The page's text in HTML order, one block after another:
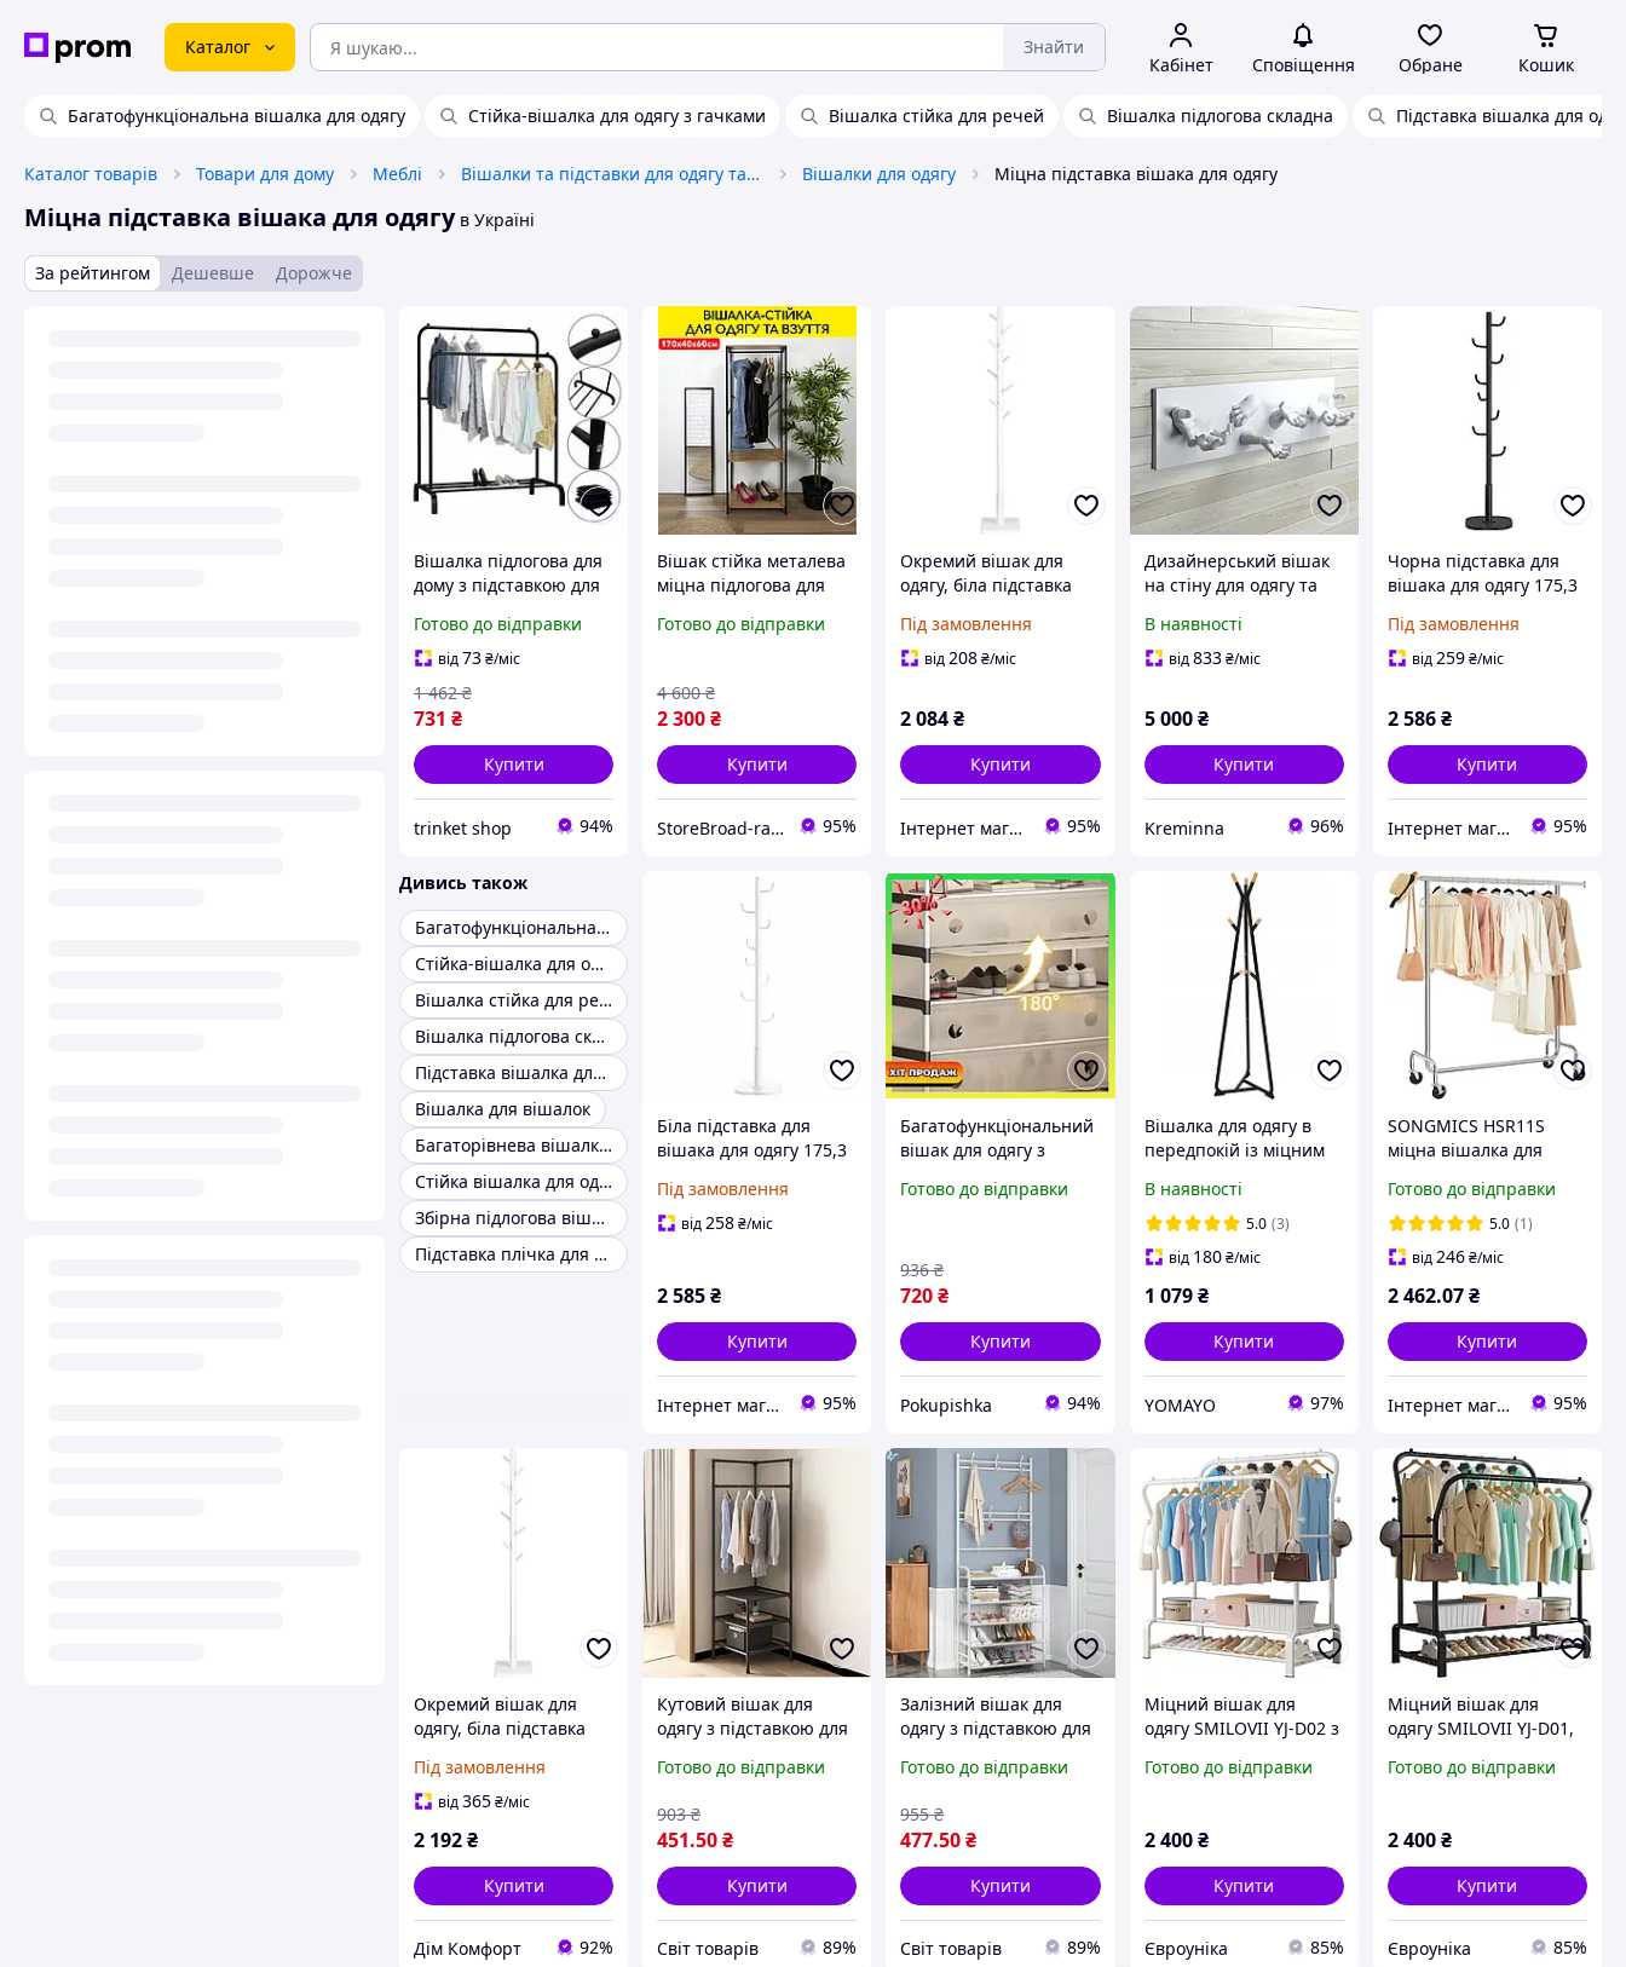
Каталог Знайти
Кабінет Сповіщення Обране Кошик
Багатофункціональна вішалка для одягу Стійка-вішалка для одягу з гачками Вішалка стійка для речей Вішалка підлогова складна Підставка вішалка для
Каталог товарів Товари для дому Меблі Вішалки та підставки для одягу та аксесуарів Вішалки для одягу Міцна підставка вішака для одягу
Міцна підставка вішака для одягув Україні
За рейтингом Дешевше Дорожче
Вішалка підлогова для
дому з підставкою для
вішалка для одягу 2
яруси
Готово до відправки
від73₴/міс
731 ₴
1 462 ₴
Купити
trinket shop 94%
Вішак стійка металева
міцна підлогова для
полицями для взуття
Готово до відправки
2 300₴
4 600 ₴
Купити
StoreBroad-range 95%
Окремий вішак для
одягу, біла підставка
Під замовлення
від208₴/міс
2 084₴
Купити
Інтернет магазин - Маркет 95%
Дизайнерський вішак
на стіну для одягу та
витримує важков'яж.)
В наявності
від833 ₴/міс
5 000 ₴
Купити
Kreminna 96%
Чорна підставка для
вішака для одягу 175,3
Під замовлення
від259₴/міс
2 586₴
Купити
Інтернет магазин - Маркет 95%
Дивись також
Багатофункціональна вішалка для одягу
Стійка-вішалка для одягу з гачками
Вішалка стійка для речей
Вішалка підлогова складна
Підставка вішалка для одягу
Вішалка для вішалок
Багаторівнева вішалка для одягу
Стійка вішалка для одягу пересувна подвійна
Збірна підлогова вішалка для одягу
Підставка плічка для одягу
Біла підставка для
вішака для одягу 175,3
Під замовлення
від258₴/міс
2 585₴
Купити
Інтернет магазин - Маркет 95%
Багатофункціональний
вішак для одягу з
Готово до відправки
720₴
936 ₴
Купити
Pokupishka 94%
Вішалка для одягу в
передпокій із міцним
Bonro B-901
В наявності
5.0 (3)
від 180 ₴/міс
1 079 ₴
Купити
YOMAYO 97%
SONGMICS HSR11S
міцна вішалка для
металева, хромована
вішалка для одягу,
максимальне
навантаження 130 кг,
Готово до відправки
5.0 (1)
від246₴/міс
2 462.07₴
Купити
Інтернет магазин - Маркет 95%
Окремий вішак для
одягу, біла підставка
Під замовлення
від365₴/міс
2 192₴
Купити
Дім Комфорт 92%
Кутовий вішак для
одягу з підставкою для
передпокою
Готово до відправки
451.50₴
903 ₴
Купити
Cвіт товарів 89%
Залізний вішак для
одягу з підставкою для
для зберігання в
Готово до відправки
477.50₴
955 ₴
Купити
Cвіт товарів 89%
Міцний вішак для
одягу SMILOVII YJ-D02 з
вішалкою для пальто, 4
Готово до відправки
2 400 ₴
Купити
Євроуніка 85%
Міцний вішак для
одягу SMILOVII YJ-D01,
вішак для пальто з
Готово до відправки
2 400₴
Купити
Євроуніка 85%